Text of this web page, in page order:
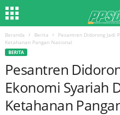
Beranda Berita
Pesantren Didorong Jadi
Ketahanan Pangan Nasional
BERITA
Pesantren
Ekonomi Syariah
Ketahanan